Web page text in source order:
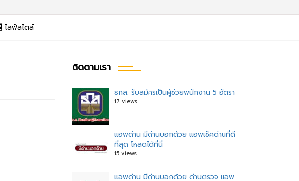
ไลฟ์สไตล์
ติดตามเรา
ธกส. รับสมัครเป็นผู้ช่วยพนักงาน 5 อัตรา
17 views
แอพด่าน มีด่านบอกด้วย แอพเช็คด่านที่ดี
ที่สุด โหลดได้ที่นี่
15 views
แอพด่าน มีด่านบอกด้วย ด่านตรวจ แอพ